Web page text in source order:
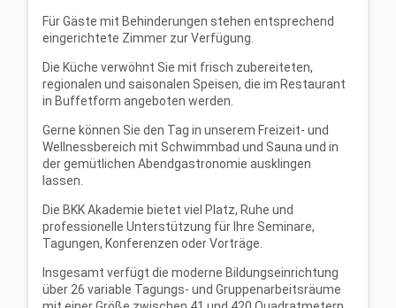
Für Gäste mit Behinderungen stehen entsprechend
eingerichtete Zimmer zur Verfügung.
Die Küche verwöhnt Sie mit frisch zubereiteten,
regionalen und saisonalen Speisen, die im Restaurant
in Buffetform angeboten werden.
Gerne können Sie den Tag in unserem Freizeit- und
Wellnessbereich mit Schwimmbad und Sauna und in
der gemütlichen Abendgastronomie ausklingen
lassen.
Die BKK Akademie bietet viel Platz, Ruhe und
professionelle Unterstützung für Ihre Seminare,
Tagungen, Konferenzen oder Vorträge.
Insgesamt verfügt die moderne Bildungseinrichtung
über 26 variable Tagungs- und Gruppenarbeitsräume